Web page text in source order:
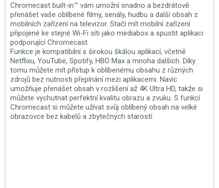
Chromecast built-in™ vám umožní snadno a bezdrátově
přenášet vaše oblíbené filmy, seriály, hudbu a další obsah z
mobilních zařízení na televizor. Stačí mít mobilní zařízení
připojené ke stejné Wi-Fi síti jako mediabox a spustit aplikaci
podporující Chromecast.
Funkce je kompatibilní s širokou škálou aplikací, včetně
Netflixu, YouTube, Spotify, HBO Max a mnoha dalších. Díky
tomu můžete mít přístup k oblíbenému obsahu z různých
zdrojů bez nutnosti přepínání mezi aplikacemi. Navíc
umožňuje přenášet obsah v rozlišení až 4K Ultra HD, takže si
můžete vychutnat perfektní kvalitu obrazu a zvuku. S funkcí
Chromecast si můžete užívat svůj oblíbený obsah na velké
obrazovce bez kabelů a zbytečných starostí.